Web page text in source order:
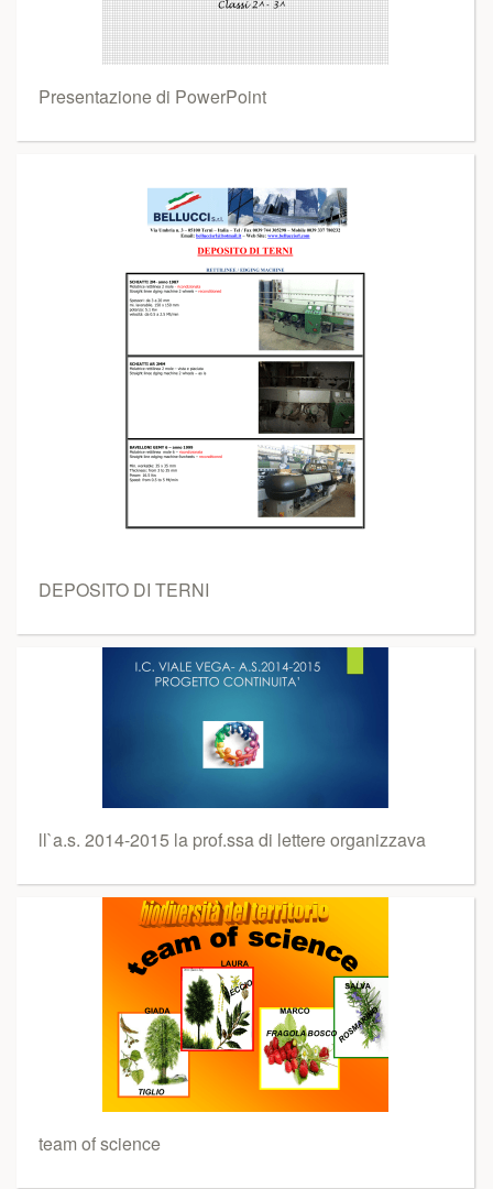
Presentazione di PowerPoint
DEPOSITO DI TERNI
ll`a.s. 2014-2015 la prof.ssa di lettere organizzava
team of science